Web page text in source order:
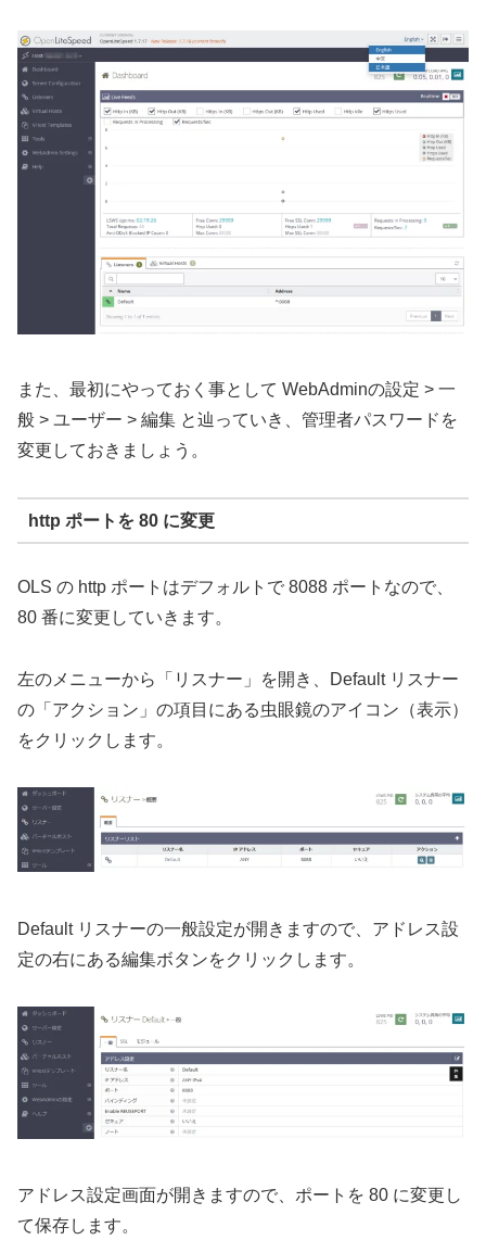
また、最初にやっておく事として WebAdminの設定 > 一
般 > ユーザー > 編集 と辿っていき、管理者パスワードを
変更しておきましょう。
http ポートを 80 に変更
OLS の http ポートはデフォルトで 8088 ポートなので、
80 番に変更していきます。
左のメニューから「リスナー」を開き、Default リスナー
の「アクション」の項目にある虫眼鏡のアイコン（表示）
をクリックします。
Default リスナーの一般設定が開きますので、アドレス設
定の右にある編集ボタンをクリックします。
アドレス設定画面が開きますので、ポートを 80 に変更し
て保存します。